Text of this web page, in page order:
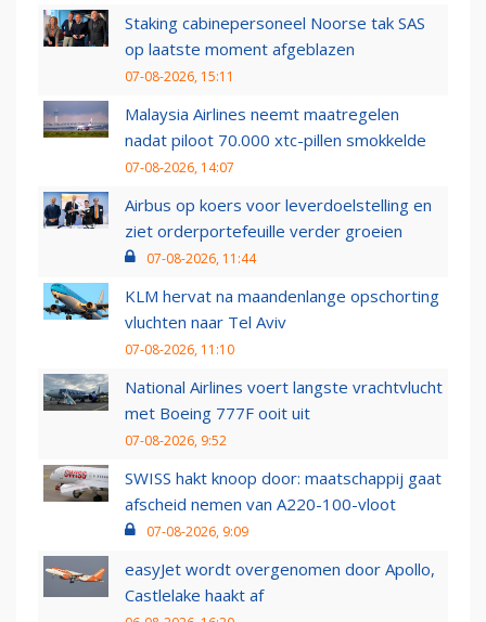
Staking cabinepersoneel Noorse tak SAS
op laatste moment afgeblazen
07-08-2026, 15:11
Malaysia Airlines neemt maatregelen
nadat piloot 70.000 xtc-pillen smokkelde
07-08-2026, 14:07
Airbus op koers voor leverdoelstelling en
ziet orderportefeuille verder groeien
07-08-2026, 11:44
KLM hervat na maandenlange opschorting
vluchten naar Tel Aviv
07-08-2026, 11:10
National Airlines voert langste vrachtvlucht
met Boeing 777F ooit uit
07-08-2026, 9:52
SWISS hakt knoop door: maatschappij gaat
afscheid nemen van A220-100-vloot
07-08-2026, 9:09
easyJet wordt overgenomen door Apollo,
Castlelake haakt af